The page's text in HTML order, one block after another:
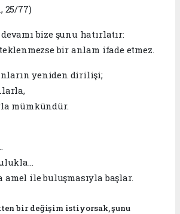
25/77)
bize şunu hatırlatır:
bir anlam ifade etmez.
yeniden dirilişi;
mümkündür.
ile buluşmasıyla başlar.
bir değişim istiyorsak, şunu